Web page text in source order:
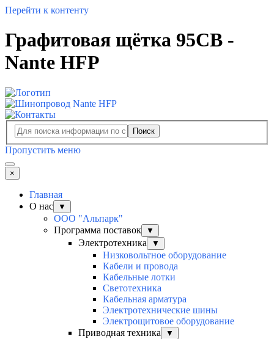
Перейти к контенту
Графитовая щётка 95CB -
Nante HFP
Поиск
Пропустить меню
×
Главная
О нас
▼
ООО "Альпарк"
Программа поставок
▼
Электротехника ▼
Низковольтное оборудование
Кабели и провода
Кабельные лотки
Светотехника
Кабельная арматура
Электротехнические шины
Электрощитовое оборудование
Приводная техника
▼